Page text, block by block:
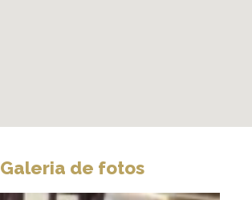
Galeria de fotos